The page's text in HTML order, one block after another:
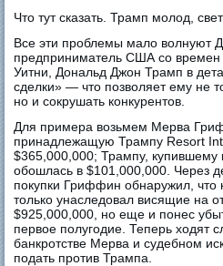
Что тут сказать. Трамп молод,
Все эти проблемы мало волнуют
предприниматель США со времен
Уитни, Дональд Джон Трамп в
сделки» — что позволяет ему не
но и сокрушать конкурентов.
Для примера возьмем Мерва
принадлежащую Трампу Resort
$365,000,000; Трампу,
обошлась в $101,000,000. Через
покупки Гриффин обнаружил, что
только унаследовал висящие на
$925,000,000, но еще и понес
первое полугодие. Теперь ходят
банкротстве Мерва и судебном
подать против Трампа.